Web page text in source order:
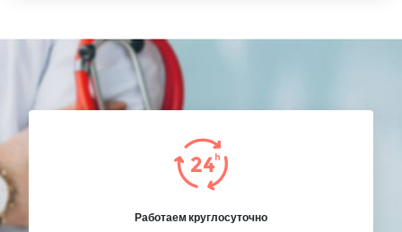
Работаем круглосуточно